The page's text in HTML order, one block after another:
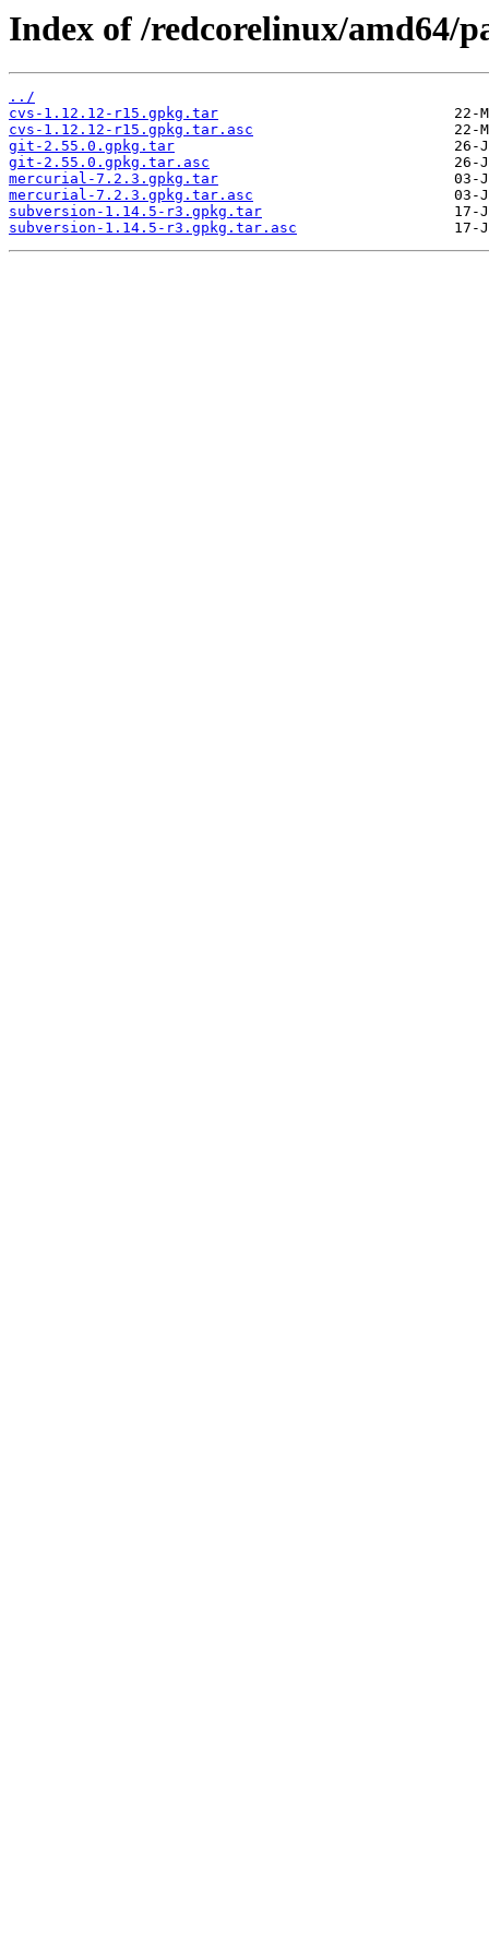
Index of /redcorelinux/amd64/
../
cvs-1.12.12-r15.gpkg.tar
cvs-1.12.12-r15.gpkg.tar.asc
git-2.55.0.gpkg.tar
git-2.55.0.gpkg.tar.asc
mercurial-7.2.3.gpkg.tar
mercurial-7.2.3.gpkg.tar.asc
subversion-1.14.5-r3.gpkg.tar
subversion-1.14.5-r3.gpkg.tar.asc